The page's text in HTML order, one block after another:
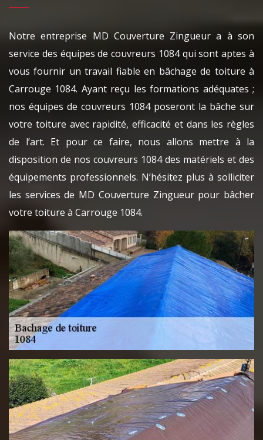
Notre entreprise MD Couverture Zingueur a à son
service des équipes de couvreurs 1084 qui sont aptes à
vous fournir un travail fiable en bâchage de toiture à
Carrouge 1084. Ayant reçu les formations adéquates ;
nos équipes de couvreurs 1084 poseront la bâche sur
votre toiture avec rapidité, efficacité et dans les règles
de l’art. Et pour ce faire, nous allons mettre à la
disposition de nos couvreurs 1084 des matériels et des
équipements professionnels. N’hésitez plus à solliciter
les services de MD Couverture Zingueur pour bâcher
votre toiture à Carrouge 1084.